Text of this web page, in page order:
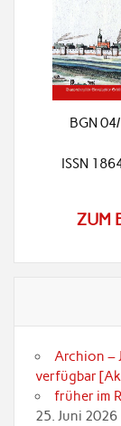
BGN
ISSN
ZUM
Archion –
verfügbar
früher im
25. Juni 2026